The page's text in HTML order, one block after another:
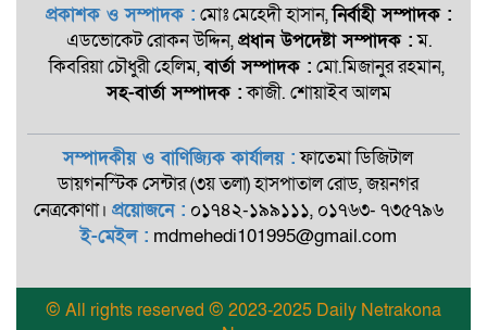
প্রকাশক ও সম্পাদক : মোঃ মেহেদী হাসান,নির্বাহী সম্পাদক :
এডভোকেট রোকন ‍উদ্দিন,প্রধান উপদেষ্টা সম্পাদক :ম.
কিবরিয়া চৌধুরী হেলিম,বার্তা সম্পাদক : মো.মিজানুর রহমান,
সহ-বার্তা সম্পাদক :কাজী. শোয়াইব আলম
সম্পাদকীয় ও বাণিজ্যিক কার্যালয় :ফাতেমা ডিজিটাল
ডায়গনস্টিক সেন্টার (৩য় তলা) হাসপাতাল রোড, জয়নগর
নেত্রকোণা। প্রয়োজনে : ০১৭৪২-১৯৯১১১, ০১৭৬৩- ৭৩৫৭৯৬
ই-মেইল : mdmehedi101995@gmail.com
© All rights reserved © 2023-2025 Daily Netrakona